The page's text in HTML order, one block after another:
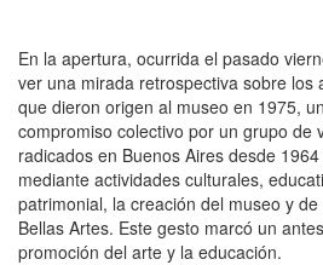
En la apertura, ocurrida el pasado
ver una mirada retrospectiva sobre los
que dieron origen al museo en 1975,
compromiso colectivo por un grupo de
radicados en Buenos Aires desde
mediante actividades culturales,
patrimonial, la creación del museo y
Bellas Artes. Este gesto marcó un
promoción del arte y la educación.